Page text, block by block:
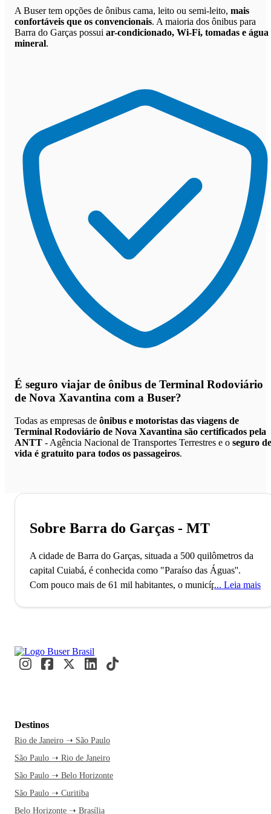
A Buser tem opções de ônibus cama, leito ou semi-leito, mais
confortáveis que os convencionais. A maioria dos ônibus para
Barra do Garças possui ar-condicionado, Wi-Fi, tomadas e água
mineral.
É seguro viajar de ônibus de Terminal Rodoviário
de Nova Xavantina com a Buser?
Todas as empresas de ônibus e motoristas das viagens de
Terminal Rodoviário de Nova Xavantina são certificados pela
ANTT - Agência Nacional de Transportes Terrestres e o seguro de
vida é gratuito para todos os passageiros.
Sobre Barra do Garças - MT
A cidade de Barra do Garças, situada a 500 quilômetros da
capital Cuiabá, é conhecida como "Paraíso das Águas''.
Com pouco mais de 61 mil habitantes, o município fica aos
discoporto. Sim, um aeroporto construído para disco
voadores. Uma brincadeira incentivada por um vereador,
Sua população foi constituída por pessoas vindas de
diversos estados brasileiros, incentivados pela descoberta do
Oeste, em busca de ouro e diamante. A região onde está
Barra do Garças foi desbravado por Marechal Rondon, na
metade do século passado, assim como pelos irmãos Villas
Leia mais
Destinos
Rio de Janeiro ➝ São Paulo
São Paulo ➝ Rio de Janeiro
São Paulo ➝ Belo Horizonte
São Paulo ➝ Curitiba
Belo Horizonte ➝ Brasília